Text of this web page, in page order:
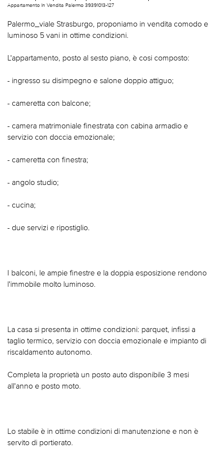
Appartamento In Vendita Palermo 39391013-127
Palermo_viale Strasburgo, proponiamo in vendita comodo e
luminoso 5 vani in ottime condizioni.
L'appartamento, posto al sesto piano, è cosi composto:
- ingresso su disimpegno e salone doppio attiguo;
- cameretta con balcone;
- camera matrimoniale finestrata con cabina armadio e
servizio con doccia emozionale;
- cameretta con finestra;
- angolo studio;
- cucina;
- due servizi e ripostiglio.
I balconi, le ampie finestre e la doppia esposizione rendono
l'immobile molto luminoso.
La casa si presenta in ottime condizioni: parquet, infissi a
taglio termico, servizio con doccia emozionale e impianto di
riscaldamento autonomo.
Completa la proprietà un posto auto disponibile 3 mesi
all'anno e posto moto.
Lo stabile è in ottime condizioni di manutenzione e non è
servito di portierato.